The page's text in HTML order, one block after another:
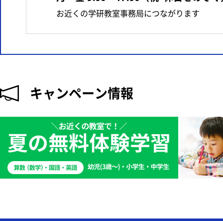
お近くの学研教室事務局につながります
キャンペーン情報